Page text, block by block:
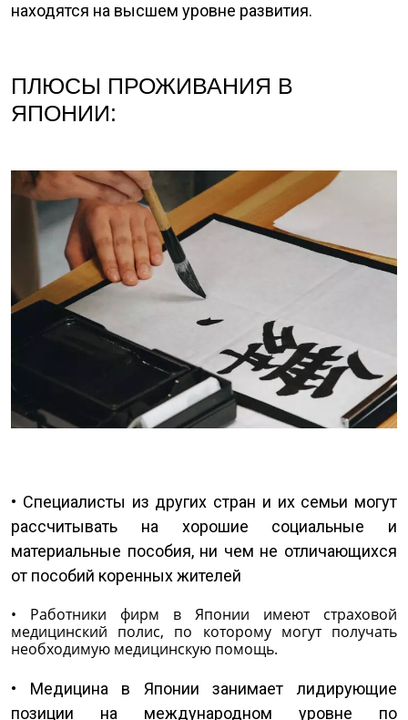
находятся на высшем уровне развития.
ПЛЮСЫ ПРОЖИВАНИЯ В
ЯПОНИИ:
• Специалисты из других стран и их семьи могут
рассчитывать на хорошие социальные и
материальные пособия, ни чем не отличающихся
от пособий коренных жителей
• Работники фирм в Японии имеют страховой
медицинский полис, по которому могут получать
необходимую медицинскую помощь.
• Медицина в Японии занимает лидирующие
позиции на международном уровне по